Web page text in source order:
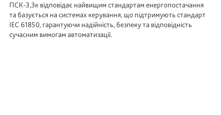
ПСК-3,3к відповідає найвищим стандартам енергопостачання
та базується на системах керування, що підтримують стандарт
IEC 61850, гарантуючи надійність, безпеку та відповідність
сучасним вимогам автоматизації.